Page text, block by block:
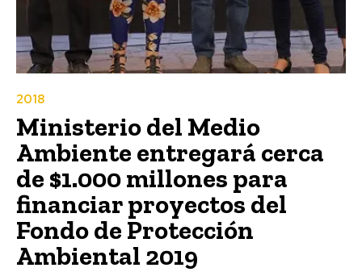
2018
Ministerio del Medio
Ambiente entregará cerca
de $1.000 millones para
financiar proyectos del
Fondo de Protección
Ambiental 2019